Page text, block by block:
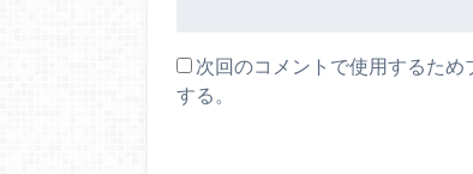
次回のコメントで使用するた
する。